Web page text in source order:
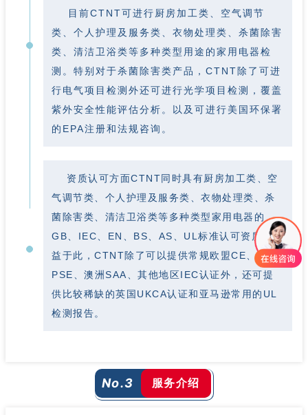
目前CTNT可进行厨房加工类、空气调节
类、个人护理及服务类、衣物处理类、杀菌除害
类、清洁卫浴类等多种类型用途的家用电器检
测。特别对于杀菌除害类产品，CTNT除了可进
行电气项目检测外还可进行光学项目检测，覆盖
紫外安全性能评估分析。以及可进行美国环保署
的EPA注册和法规咨询。
资质认可方面CTNT同时具有厨房加工类、空
气调节类、个人护理及服务类、衣物处理类、杀
菌除害类、清洁卫浴类等多种类型家用电器的
GB、IEC、EN、BS、AS、UL标准认可资质。得
益于此，CTNT除了可以提供常规欧盟CE、日本
PSE、澳洲SAA、其他地区IEC认证外，还可提
供比较稀缺的英国UKCA认证和亚马逊常用的UL
检测报告。
No.3 服务介绍